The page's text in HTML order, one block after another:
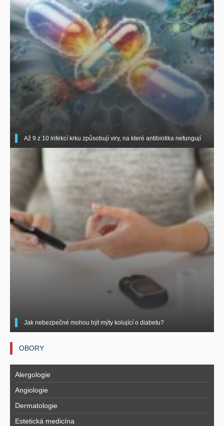
Až 9 z 10 infekcí krku způsobují viry, na které antibiotika nefungují
Jak nebezpečné mohou být mýty kolující o diabetu?
OBORY
Alergologie
Angiologie
Dermatologie
Estetická medicína